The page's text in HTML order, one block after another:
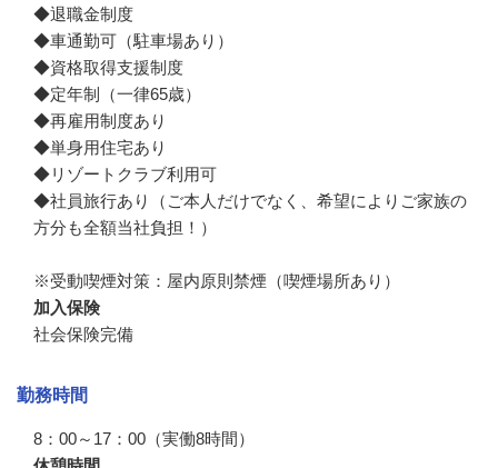
◆退職金制度
◆車通勤可（駐車場あり）
◆資格取得支援制度
◆定年制（一律65歳）
◆再雇用制度あり
◆単身用住宅あり
◆リゾートクラブ利用可
◆社員旅行あり（ご本人だけでなく、希望によりご家族の
方分も全額当社負担！）
※受動喫煙対策：屋内原則禁煙（喫煙場所あり）
加入保険
社会保険完備
勤務時間
8：00～17：00（実働8時間）